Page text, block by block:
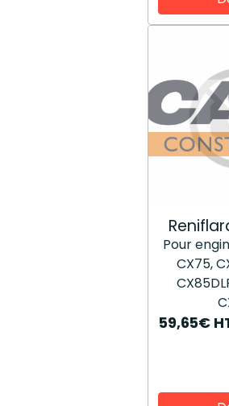
Pour
CX75,
59,65€